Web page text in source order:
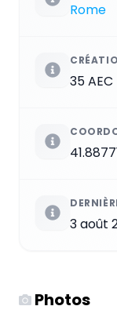
Rome
35 AEC
3 août
Photos